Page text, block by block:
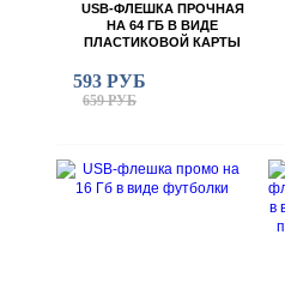
USB-ФЛЕШКА ПРОЧНАЯ
НА 64 ГБ В ВИДЕ
ПЛАСТИКОВОЙ КАРТЫ
МЕХАНИЗМОМ
593 РУБ
659 РУБ